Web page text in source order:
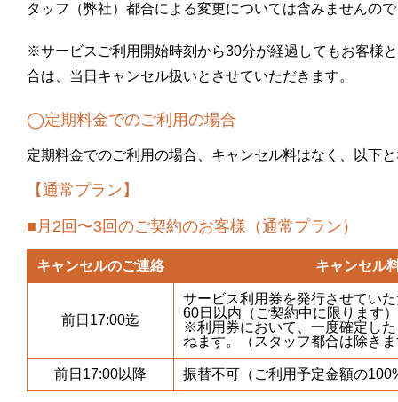
タッフ（弊社）都合による変更については含みませんの
※サービスご利用開始時刻から30分が経過してもお客様
合は、当日キャンセル扱いとさせていただきます。
◯定期料金でのご利用の場合
定期料金でのご利用の場合、キャンセル料はなく、以下
【通常プラン】
■月2回〜3回のご契約のお客様（通常プラン）
キャンセルのご連絡 キャンセル
前日17:00迄
サービス利用券を発行させてい
60日以内（ご契約中に限ります
※利用券において、一度確定し
ねます。（スタッフ都合は除き
前日17:00以降 振替不可（ご利用予定金額の